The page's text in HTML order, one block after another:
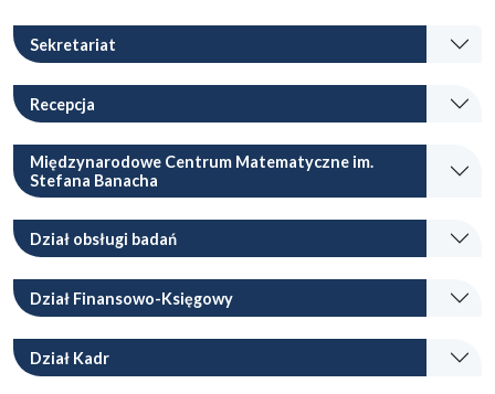
Sekretariat
Recepcja
Międzynarodowe Centrum Matematyczne im.
Stefana Banacha
Dział obsługi badań
Dział Finansowo-Księgowy
Dział Kadr